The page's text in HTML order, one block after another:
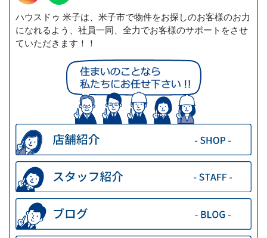
ハウスドゥ 米子は、米子市で物件をお探しのお客様のお力
になれるよう、社員一同、全力でお客様のサポートをさせ
ていただきます！！